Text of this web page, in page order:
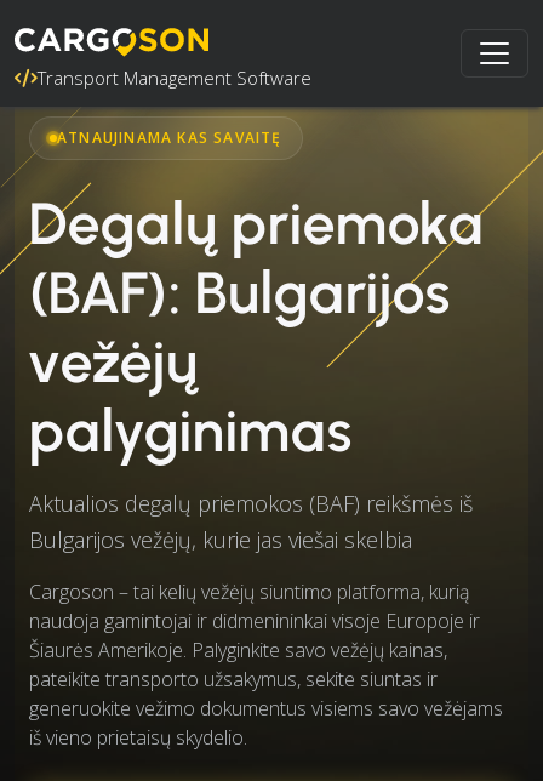
Transport Management Software
ATNAUJINAMA KAS SAVAITĘ
Degalų priemoka
(BAF): Bulgarijos
vežėjų
palyginimas
Aktualios degalų priemokos (BAF) reikšmės iš
Bulgarijos vežėjų, kurie jas viešai skelbia
Cargoson – tai kelių vežėjų siuntimo platforma, kurią
naudoja gamintojai ir didmenininkai visoje Europoje ir
Šiaurės Amerikoje. Palyginkite savo vežėjų kainas,
pateikite transporto užsakymus, sekite siuntas ir
generuokite vežimo dokumentus visiems savo vežėjams
iš vieno prietaisų skydelio.